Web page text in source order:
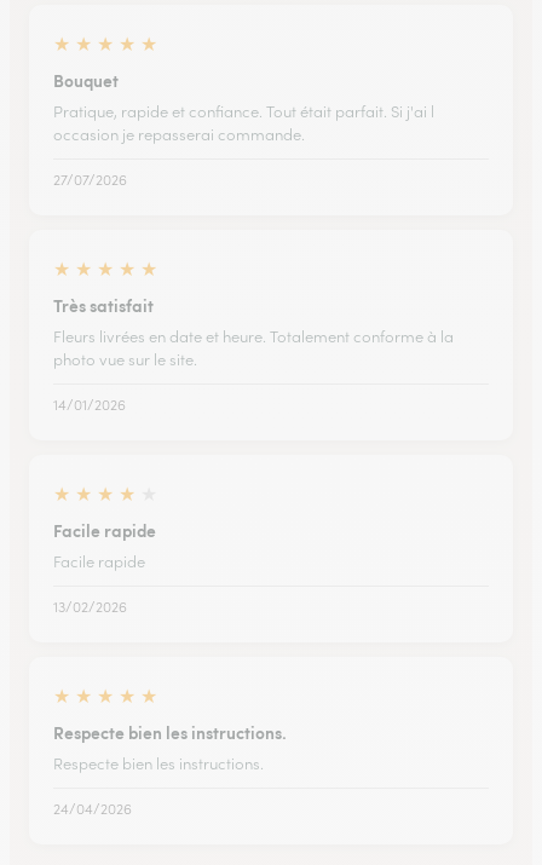
★ ★ ★ ★ ★
Bouquet
Pratique, rapide et confiance. Tout était parfait. Si j'ai l
occasion je repasserai commande.
27/07/2026
★ ★ ★ ★ ★
Très satisfait
Fleurs livrées en date et heure. Totalement conforme à la
photo vue sur le site.
14/01/2026
★ ★ ★ ★
Facile rapide
Facile rapide
13/02/2026
★ ★ ★ ★ ★
Respecte bien les instructions.
Respecte bien les instructions.
24/04/2026